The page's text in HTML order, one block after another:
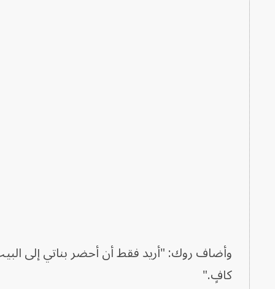
وأضاف روك: "أريد فقط أن أحضر بناتي إلى
كافٍ."